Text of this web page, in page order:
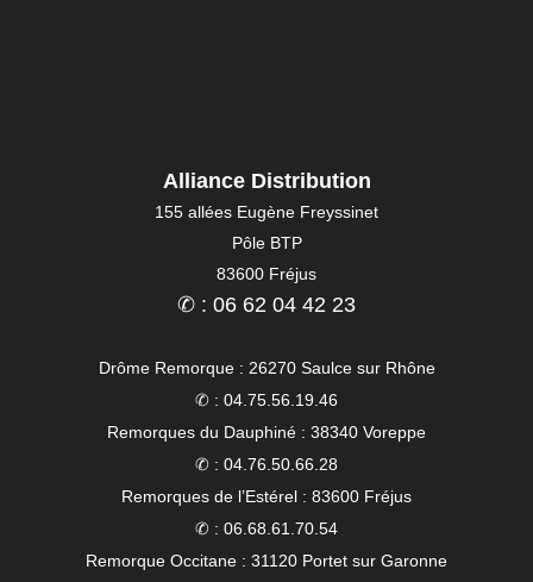
Alliance Distribution
155 allées Eugène Freyssinet
Pôle BTP
83600 Fréjus
✆ : 06 62 04 42 23
Drôme Remorque : 26270 Saulce sur Rhône
✆ : 04.75.56.19.46
Remorques du Dauphiné : 38340 Voreppe
✆ : 04.76.50.66.28
Remorques de l’Estérel : 83600 Fréjus
✆ : 06.68.61.70.54
Remorque Occitane : 31120 Portet sur Garonne